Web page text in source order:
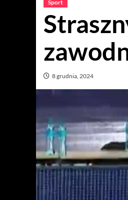
Sport
8 grudnia, 2024